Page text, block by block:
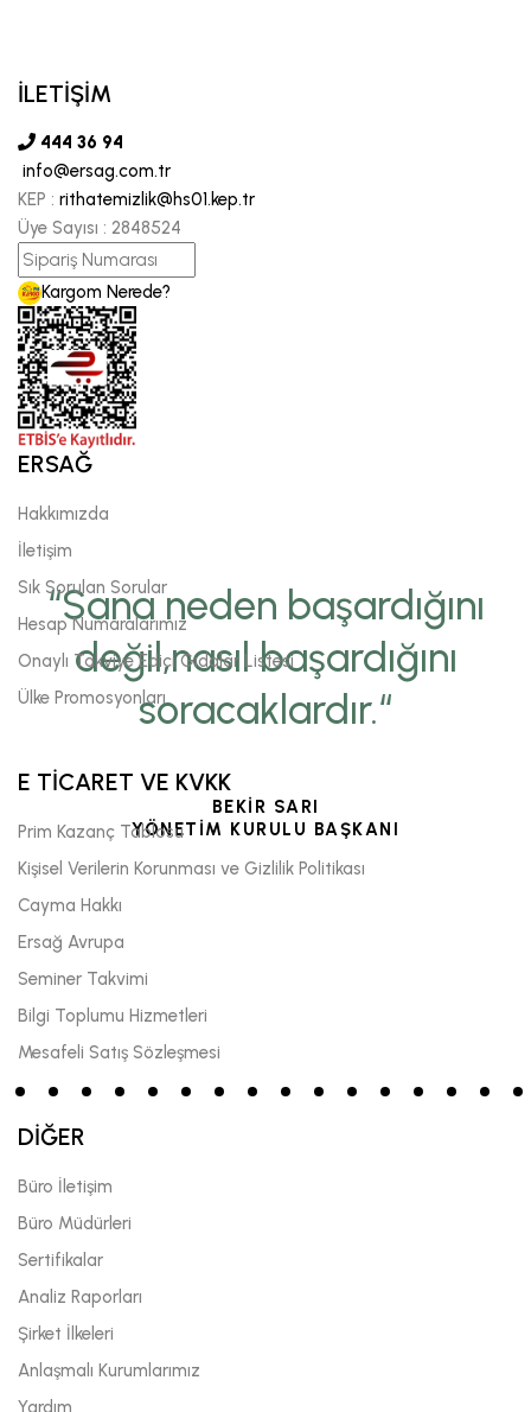
“Sana neden başardığını
değil,nasıl başardığını
soracaklardır.“
BEKİR SARI
YÖNETİM KURULU BAŞKANI
İLETİŞİM
444 36 94
info@ersag.com.tr
KEP : rithatemizlik@hs01.kep.tr
Üye Sayısı : 2848524
Kargom Nerede?
ERSAĞ
Hakkımızda
İletişim
Sık Sorulan Sorular
Hesap Numaralarımız
Onaylı Takviye Edici Gıdalar Listesi
Ülke Promosyonları
E TİCARET VE KVKK
Prim Kazanç Tablosu
Kişisel Verilerin Korunması ve Gizlilik Politikası
Cayma Hakkı
Ersağ Avrupa
Seminer Takvimi
Bilgi Toplumu Hizmetleri
Mesafeli Satış Sözleşmesi
DİĞER
Büro İletişim
Büro Müdürleri
Sertifikalar
Analiz Raporları
Şirket İlkeleri
Anlaşmalı Kurumlarımız
Yardım